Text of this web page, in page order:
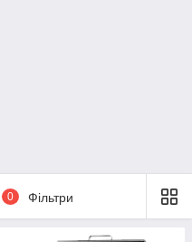
0 Фільтри